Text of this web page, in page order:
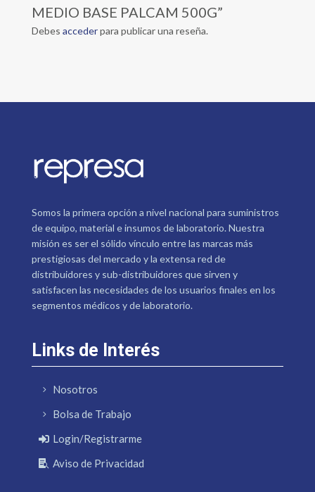
MEDIO BASE PALCAM 500G”
Debes accederpara publicar una reseña.
Somos la primera opción a nivel nacional para suministros
de equipo, material e insumos de laboratorio. Nuestra
misión es ser el sólido vínculo entre las marcas más
prestigiosas del mercado y la extensa red de
distribuidores y sub-distribuidores que sirven y
satisfacen las necesidades de los usuarios finales en los
segmentos médicos y de laboratorio.
Links de Interés
Nosotros
Bolsa de Trabajo
Login/Registrarme
Aviso de Privacidad